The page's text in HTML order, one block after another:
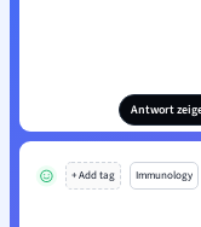
Antwort
+ Add tag Immunology